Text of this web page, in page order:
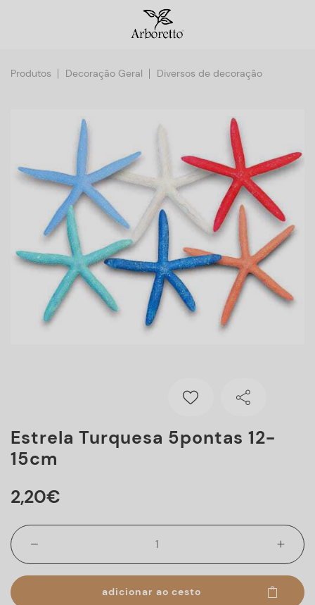
Produtos Decoração Geral Diversos de decoração
Estrela Turquesa 5pontas 12-
15cm
2,20€
adicionar ao cesto